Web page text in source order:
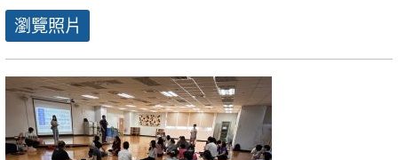
瀏覽照片